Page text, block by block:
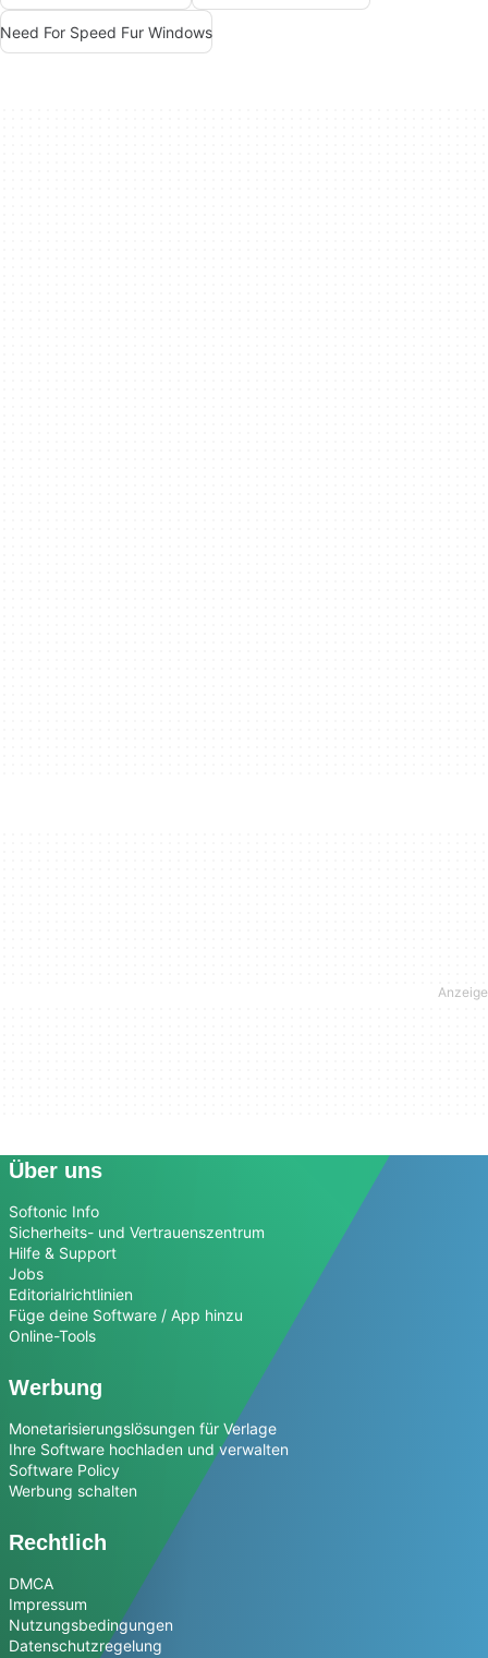
Need For Speed Fur Windows
Über uns
Softonic Info
Sicherheits- und Vertrauenszentrum
Hilfe & Support
Jobs
Editorialrichtlinien
Füge deine Software / App hinzu
Online-Tools
Werbung
Monetarisierungslösungen für Verlage
Ihre Software hochladen und verwalten
Software Policy
Werbung schalten
Rechtlich
DMCA
Impressum
Nutzungsbedingungen
Datenschutzregelung